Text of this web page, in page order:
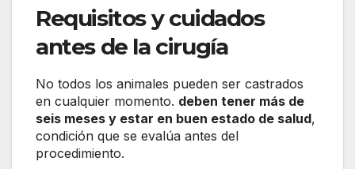
Requisitos y cuidados
antes de la cirugía
No todos los animales pueden ser castrados
en cualquier momento. deben tener más de
seis meses y estar en buen estado de salud,
condición que se evalúa antes del
procedimiento.